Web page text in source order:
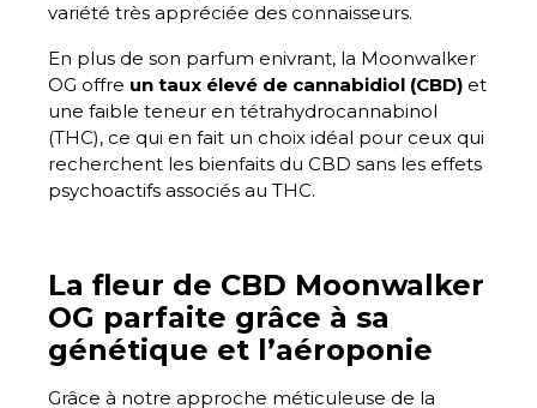
variété très appréciée des connaisseurs.
En plus de son parfum enivrant, la Moonwalker
OG offre un taux élevé de cannabidiol (CBD) et
une faible teneur en tétrahydrocannabinol
(THC), ce qui en fait un choix idéal pour ceux qui
recherchent les bienfaits du CBD sans les effets
psychoactifs associés au THC.
La fleur de CBD Moonwalker
OG parfaite grâce à sa
génétique et l’aéroponie
Grâce à notre approche méticuleuse de la